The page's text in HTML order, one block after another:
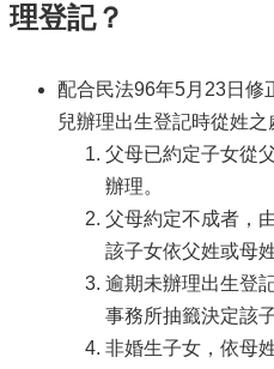
理登記？
配合民法96年5月23日修
兒辦理出生登記時從姓之
父母已約定子女從
辦理。
父母約定不成者，
該子女依父姓或母
逾期未辦理出生登
事務所抽籤決定該
非婚生子女，依母